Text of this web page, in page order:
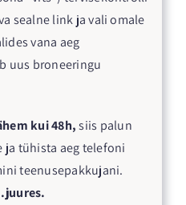
sealne link ja vali omale
vana aeg
uus broneeringu
kui 48h,siis palun
ja tühista aeg telefoni
teenusepakkujani.